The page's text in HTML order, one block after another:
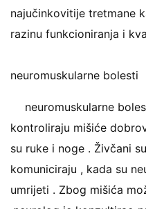
najučinkovitije tretmane
razinu funkcioniranja i
neuromuskularne bolesti
neuromuskularne
kontroliraju mišiće
su ruke i noge . Živčani
komuniciraju , kada su
umrijeti . Zbog mišića